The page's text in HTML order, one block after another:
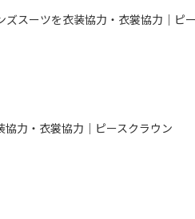
スーツを衣装協力・衣裳協力｜ピ
力・衣裳協力｜ピースクラウン